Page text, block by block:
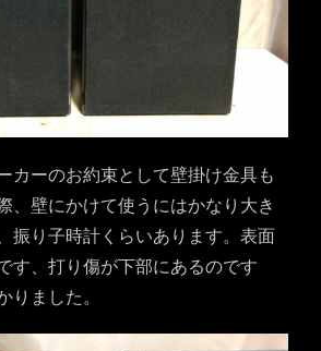
カーのお約束として壁掛け金具も
、壁にかけて使うにはかなり大き
振り子時計くらいあります。表面
す、打り傷が下部にあるのです
りました。